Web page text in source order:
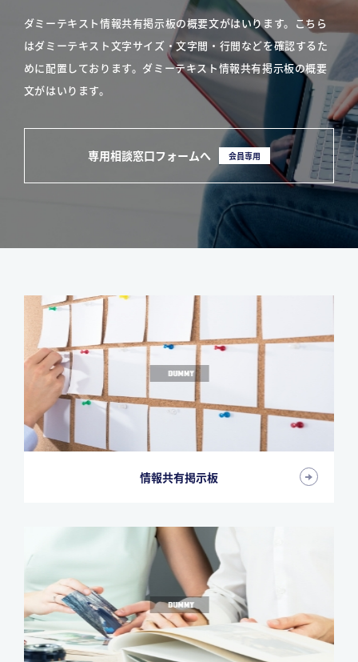
ダミーテキスト情報共有掲示板の概要文がはいります。こちら
はダミーテキスト文字サイズ・文字間・行間などを確認するた
めに配置しております。ダミーテキスト情報共有掲示板の概要
文がはいります。
専用相談窓口フォームへ 会員専用
情報共有掲示板